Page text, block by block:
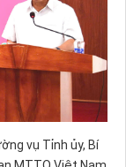
vụ Tỉnh ủy, Bí